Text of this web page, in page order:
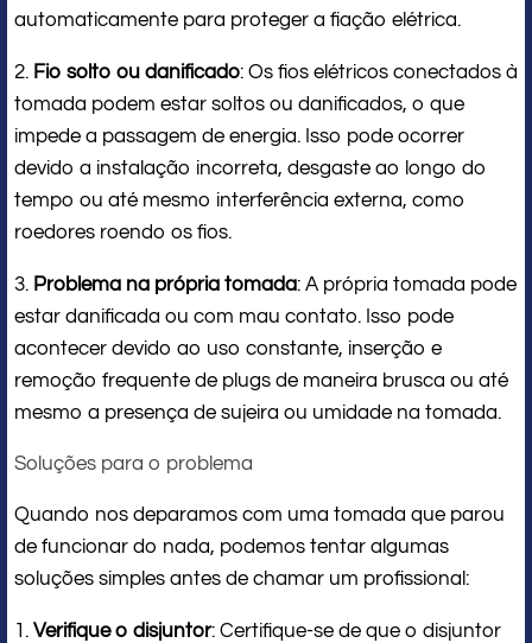
automaticamente para proteger a fiação elétrica.
2. Fio solto ou danificado: Os fios elétricos conectados à
tomada podem estar soltos ou danificados, o que
impede a passagem de energia. Isso pode ocorrer
devido a instalação incorreta, desgaste ao longo do
tempo ou até mesmo interferência externa, como
roedores roendo os fios.
3. Problema na própria tomada: A própria tomada pode
estar danificada ou com mau contato. Isso pode
acontecer devido ao uso constante, inserção e
remoção frequente de plugs de maneira brusca ou até
mesmo a presença de sujeira ou umidade na tomada.
Soluções para o problema
Quando nos deparamos com uma tomada que parou
de funcionar do nada, podemos tentar algumas
soluções simples antes de chamar um profissional:
1. Verifique o disjuntor: Certifique-se de que o disjuntor